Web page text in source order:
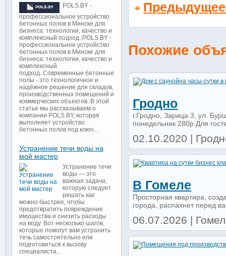
Похожие
Гродно
г.Гродно, Зарица 3, ул.
понедельник 280р Для
02.10.2020 |
В Гомеле
Просторная квартира,
города, распахнет перед
06.07.2026 |
POLS.BY -
профессиональное устройство
бетонных полов в Минске для
бизнеса: технологии, качество и
комплексный подход..POLS.BY -
профессиональное устройство
бетонных полов в Минске для
бизнеса: технологии, качество и
комплексный
подход..Современные бетонные
полы - это технологичное и
надёжное решение для складов,
производственных помещений и
коммерческих объектов. В этой
статье мы рассказываем о
компании POLS.BY, которая
выполняет устройство
бетонных полов под ключ...
Устранение течи воды на
мой мастер
Устранение течи
воды — это
важная задача,
которую следует
решать как
можно быстрее, чтобы
предотвратить повреждение
имущества и снизить расходы
на воду. Вот несколько шагов,
которые помогут вам устранить
течь самостоятельно или
подготовиться к вызову
специалиста...